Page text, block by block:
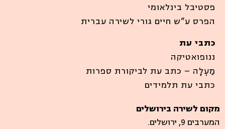
פסטיבל בינלאומי
הפרס ע”ש חיים גורי לשירה עברית
כתבי עת
ננופואטיקה
מַעְלָה – כתב עת לביקורת ספרות
כתבי עת תלמידים
מקום לשירה בירושלים
המערבים 9, ירושלים.